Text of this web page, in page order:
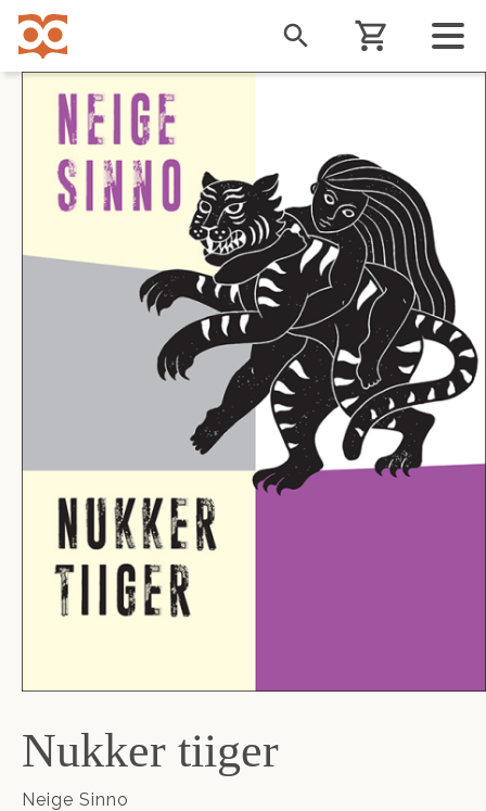
Liigu
edasi
põhisisu
juurde
Nukker tiiger
Neige Sinno